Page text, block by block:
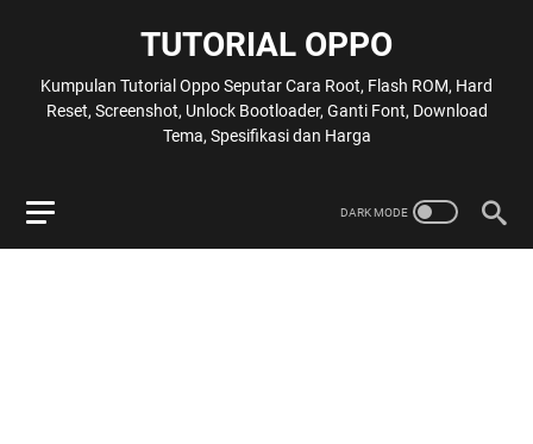
TUTORIAL OPPO
Kumpulan Tutorial Oppo Seputar Cara Root, Flash ROM, Hard
Reset, Screenshot, Unlock Bootloader, Ganti Font, Download
Tema, Spesifikasi dan Harga